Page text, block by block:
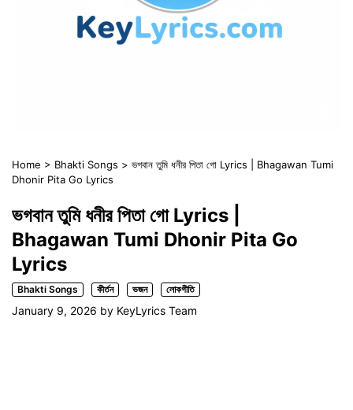
Home > Bhakti Songs > ভগবান তুমি ধনীর পিতা গো Lyrics | Bhagawan Tumi
Dhonir Pita Go Lyrics
ভগবান তুমি ধনীর পিতা গো Lyrics |
Bhagawan Tumi Dhonir Pita Go
Lyrics
Bhakti Songs কীর্তন ভজন লোকগীতি
January 9, 2026 by KeyLyrics Team